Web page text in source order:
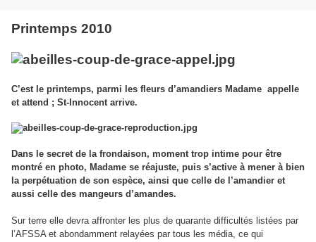
Printemps 2010
C’est le printemps, parmi les fleurs d’amandiers Madame appelle
et attend ; St-Innocent arrive.
Dans le secret de la frondaison, moment trop intime pour être
montré en photo, Madame se réajuste, puis s’active à mener à bien
la perpétuation de son espèce, ainsi que celle de l’amandier et
aussi celle des mangeurs d’amandes.
Sur terre elle devra affronter les plus de quarante difficultés listées par
l’AFSSA et abondamment relayées par tous les média, ce qui